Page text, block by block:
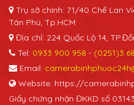
Trụ sở chính: 71/40 Chế Lan
Tân Phú, Tp.HCM
Địa chỉ: 224 Quốc Lộ 14,
Tel: 0933 900 958 - (0251)3
Email:
Website: https://
Giấy chứng nhận ĐKKD số